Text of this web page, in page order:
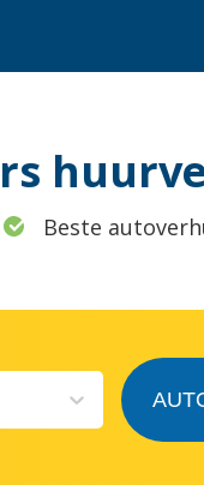
Beste